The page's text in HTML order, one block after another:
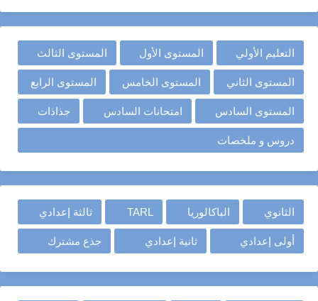
التعليم الأولي المستوى الأول المستوى الثالث
المستوى الثاني المستوى الخامس المستوى الرابع
المستوى السادس امتحانات السادس جذاذات
دروس و ملخصات
الثانوي الباكالوريا TARL ثالثة إعدادي
أولى إعدادي ثانية إعدادي جذع مشترك